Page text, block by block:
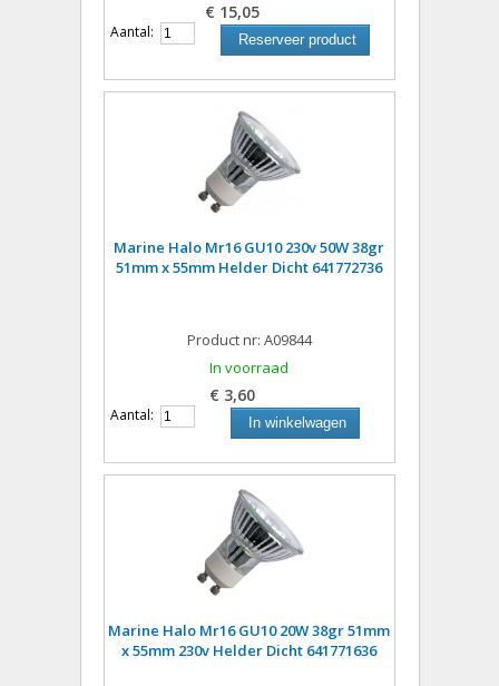
€ 15,05
Aantal: Reserveer product
Marine Halo Mr16 GU10 230v 50W 38gr
51mm x 55mm Helder Dicht 641772736
Product nr: A09844
In voorraad
€ 3,60
Aantal: In winkelwagen
Marine Halo Mr16 GU10 20W 38gr 51mm
x 55mm 230v Helder Dicht 641771636